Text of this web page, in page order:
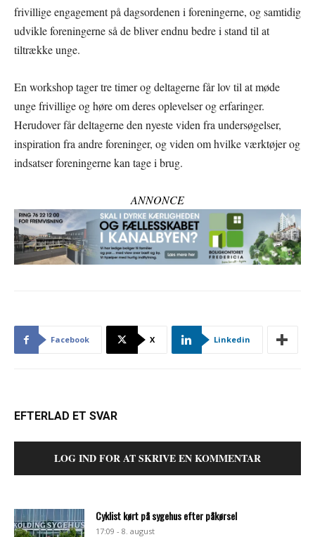
frivillige engagement på dagsordenen i foreningerne, og samtidig
udvikle foreningerne så de bliver endnu bedre i stand til at
tiltrække unge.
En workshop tager tre timer og deltagerne får lov til at møde
unge frivillige og høre om deres oplevelser og erfaringer.
Herudover får deltagerne den nyeste viden fra undersøgelser,
inspiration fra andre foreninger, og viden om hvilke værktøjer og
indsatser foreningerne kan tage i brug.
ANNONCE
Facebook X Linkedin
EFTERLAD ET SVAR
LOG IND FOR AT SKRIVE EN KOMMENTAR
Cyklist kørt på sygehus efter påkørsel
17:09 - 8. august